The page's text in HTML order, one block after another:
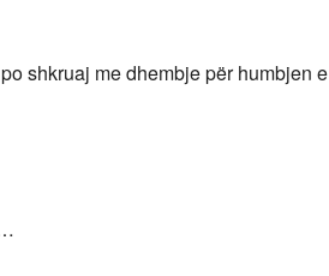
shkruaj me dhembje për humbjen e